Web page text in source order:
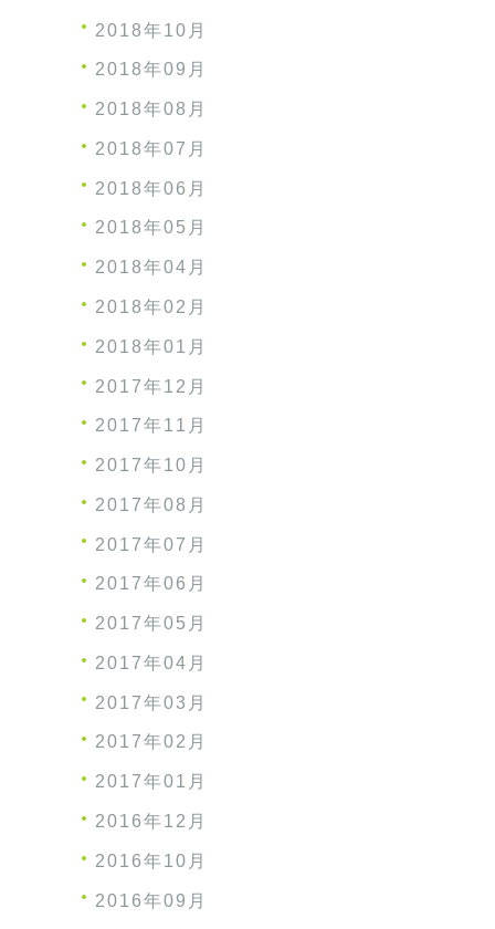
2018年10月
2018年09月
2018年08月
2018年07月
2018年06月
2018年05月
2018年04月
2018年02月
2018年01月
2017年12月
2017年11月
2017年10月
2017年08月
2017年07月
2017年06月
2017年05月
2017年04月
2017年03月
2017年02月
2017年01月
2016年12月
2016年10月
2016年09月